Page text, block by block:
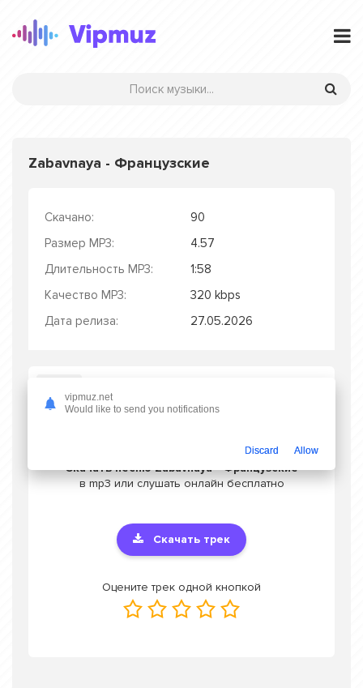
Zabavnaya - Французские
Скачано:
90
Размер MP3:
4.57
Длительность MP3:
1:58
Качество MP3:
320 kbps
Дата релиза:
27.05.2026
Слушать Zabavnaya - Французские
Скачать песню Zabavnaya - Французские
в mp3 или слушать онлайн бесплатно
Скачать трек
Оцените трек одной кнопкой
vipmuz.net
Would like to send you notifications
Discard Allow